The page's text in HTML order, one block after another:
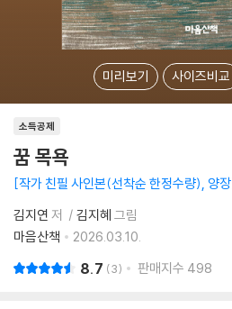
미리보기 사이즈비교
소득공제
꿈 목욕
작가 친필 사인본(선착순 한정수량), 양장
김지연 저 김지혜 그림
마음산책
2026.03.10.
8.7 3 판매지수 498